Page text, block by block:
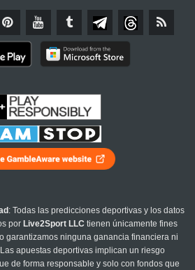
: Todas las predicciones deportivas y los datos
por Live2Sport LLC tienen únicamente fines
garantizamos ninguna ganancia financiera ni
apuestas deportivas implican un riesgo
de forma responsable y solo con fondos que